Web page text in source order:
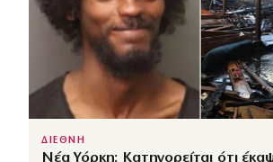
ΔΙΕΘΝΗ
Νέα Υόρκη: Κατηγορείται ότι